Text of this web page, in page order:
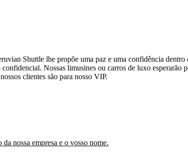
Shuttle lhe propõe uma paz e uma confidência
Nossas limusines ou carros de luxo esperarão
clientes são para nosso VIP.
nossa empresa e o vosso nome.